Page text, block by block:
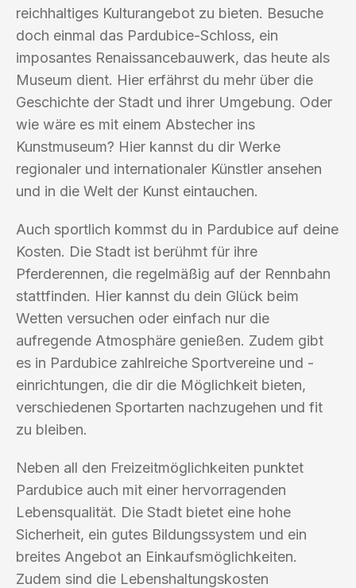
reichhaltiges Kulturangebot zu bieten. Besuche
doch einmal das Pardubice-Schloss, ein
imposantes Renaissancebauwerk, das heute als
Museum dient. Hier erfährst du mehr über die
Geschichte der Stadt und ihrer Umgebung. Oder
wie wäre es mit einem Abstecher ins
Kunstmuseum? Hier kannst du dir Werke
regionaler und internationaler Künstler ansehen
und in die Welt der Kunst eintauchen.
Auch sportlich kommst du in Pardubice auf deine
Kosten. Die Stadt ist berühmt für ihre
Pferderennen, die regelmäßig auf der Rennbahn
stattfinden. Hier kannst du dein Glück beim
Wetten versuchen oder einfach nur die
aufregende Atmosphäre genießen. Zudem gibt
es in Pardubice zahlreiche Sportvereine und -
einrichtungen, die dir die Möglichkeit bieten,
verschiedenen Sportarten nachzugehen und fit
zu bleiben.
Neben all den Freizeitmöglichkeiten punktet
Pardubice auch mit einer hervorragenden
Lebensqualität. Die Stadt bietet eine hohe
Sicherheit, ein gutes Bildungssystem und ein
breites Angebot an Einkaufsmöglichkeiten.
Zudem sind die Lebenshaltungskosten